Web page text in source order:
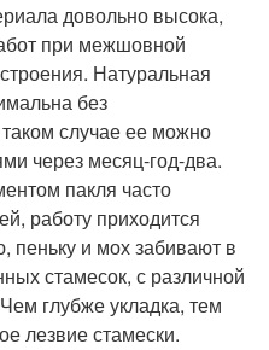
довольно высока,
при межшовной
Натуральная
без
случае ее можно
через месяц-год-два.
пакля часто
работу приходится
пеньку и мох забивают в
стамесок, с различной
глубже укладка, тем
лезвие стамески.